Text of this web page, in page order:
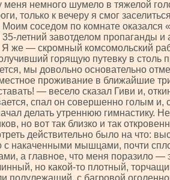
меня немного шумело в тяжелой
только к вечеру я смог
соседом по комнате оказался
летний завотделом пропаганды и
Я же — скромный комсомольский
горящую путевку в столь
мы довольно основательно
проживание в ближайшие
— весело сказал Гиви и,
спал он совершенно голым и,
делать утреннюю гимнастику.
но вот так близко и так
действительно было на что:
с накаченными мышцами, почти
а главное, что меня поразило —
но какой-то плотный,
полулежащий, с багровой